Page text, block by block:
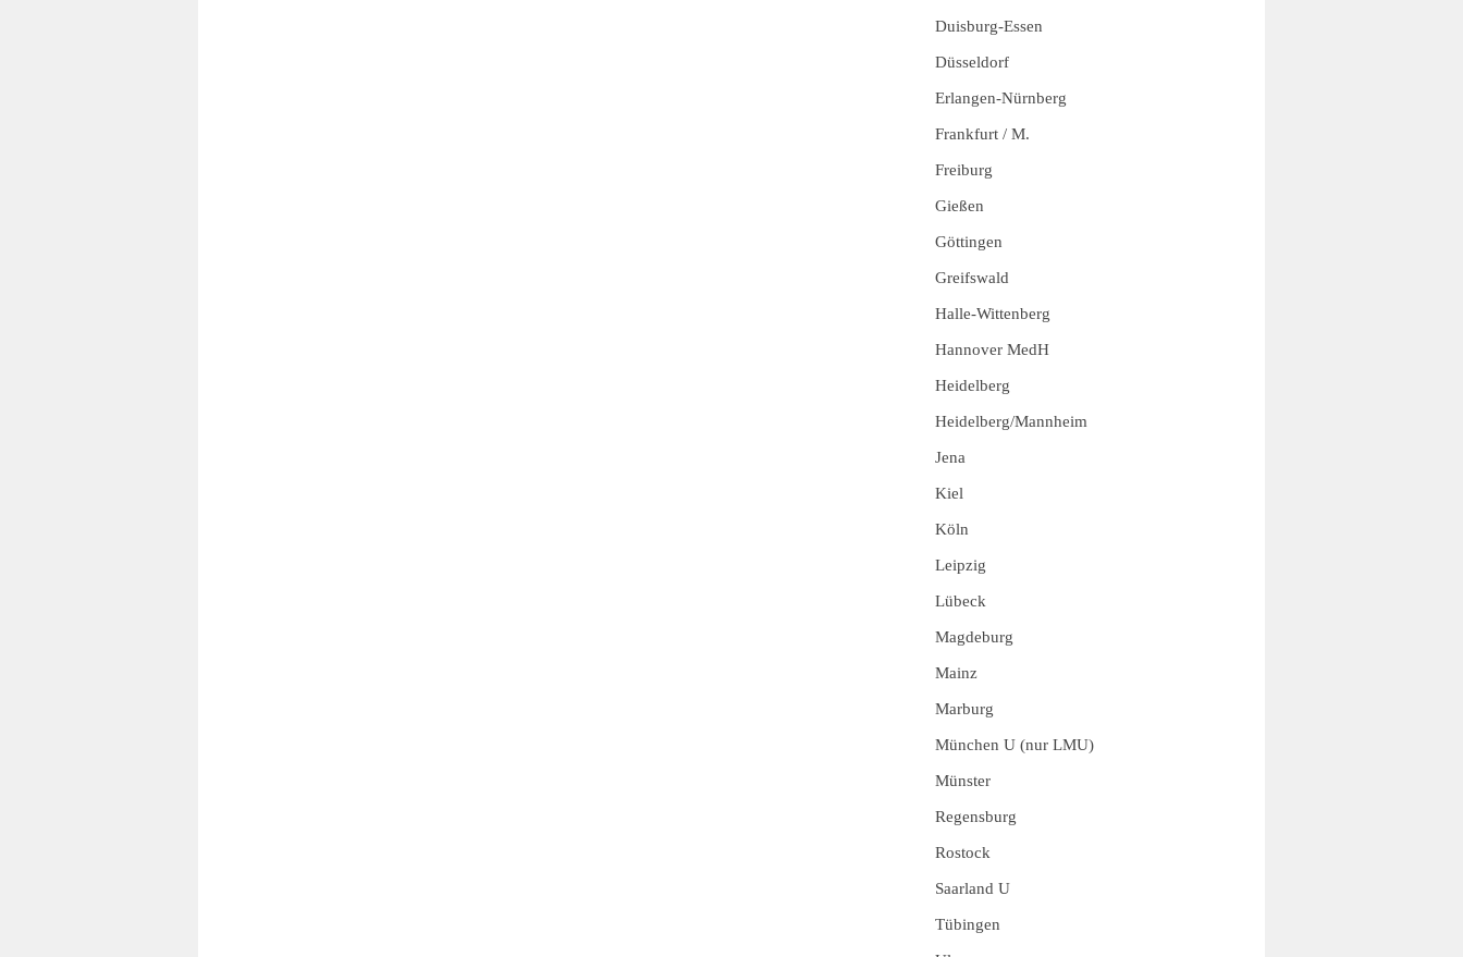
Duisburg-Essen
Düsseldorf
Erlangen-Nürnberg
Frankfurt / M.
Freiburg
Gießen
Göttingen
Greifswald
Halle-Wittenberg
Hannover MedH
Heidelberg
Heidelberg/Mannheim
Jena
Kiel
Köln
Leipzig
Lübeck
Magdeburg
Mainz
Marburg
München U (nur LMU)
Münster
Regensburg
Rostock
Saarland U
Tübingen